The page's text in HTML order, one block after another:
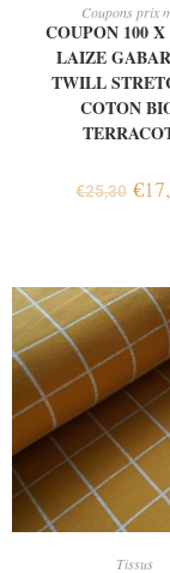
Coupons prix
COUPON 100 X
LAIZE
TWILL
COTON
€25,30 €
Tissus